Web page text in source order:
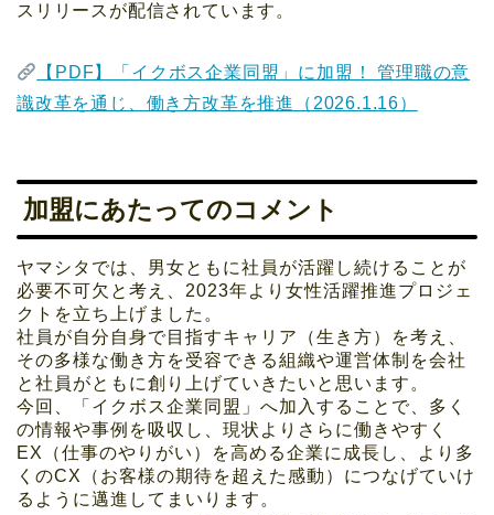
スリリースが配信されています。
【PDF】「イクボス企業同盟」に加盟！ 管理職の意
識改革を通じ、働き方改革を推進（2026.1.16）
加盟にあたってのコメント
ヤマシタでは、男女ともに社員が活躍し続けることが
必要不可欠と考え、2023年より女性活躍推進プロジェ
クトを立ち上げました。
社員が自分自身で目指すキャリア（生き方）を考え、
その多様な働き方を受容できる組織や運営体制を会社
と社員がともに創り上げていきたいと思います。
今回、「イクボス企業同盟」へ加入することで、多く
の情報や事例を吸収し、現状よりさらに働きやすく
EX（仕事のやりがい）を高める企業に成長し、より多
くのCX（お客様の期待を超えた感動）につなげていけ
るように邁進してまいります。